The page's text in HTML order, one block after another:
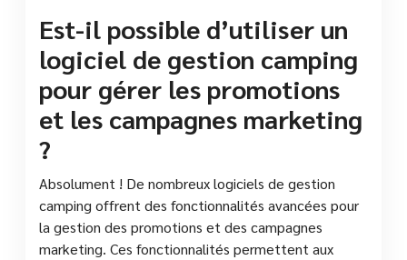
Est-il possible d’utiliser un
logiciel de gestion camping
pour gérer les promotions
et les campagnes marketing
?
Absolument ! De nombreux logiciels de gestion
camping offrent des fonctionnalités avancées pour
la gestion des promotions et des campagnes
marketing. Ces fonctionnalités permettent aux